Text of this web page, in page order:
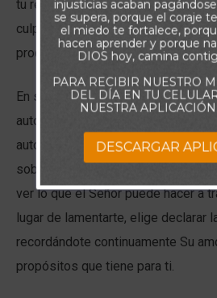
tu responsabilidad. Jesús te llama a
culpar a los demás solo te quita la
proceso de sanación.
En segundo lugar, no caigas en la
autocompasión. Aunque es natural
autocompasión muestra una falta
soberanía de Dios. Esta actitud
ver lo que el Señor puede hacer a
lugar de lamentarte, elige declarar
recordándote continuamente Su
propósitos que tiene para ti.
injusticias acaban
se supera, porque el coraje
el miedo te fortalece,
hacen aprender y porque
DIOS hoy, camina
PARA RECIBIR NUESTRO
DEL DÍA EN TU
NUESTRA
DESCARGAR